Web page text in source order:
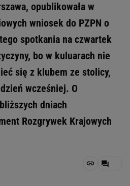
opublikowała w
wniosek do PZPN o
spotkania na czwartek
bo w kuluarach nie
się z klubem ze stolicy,
wcześniej. O
dniach
Rozgrywek Krajowych